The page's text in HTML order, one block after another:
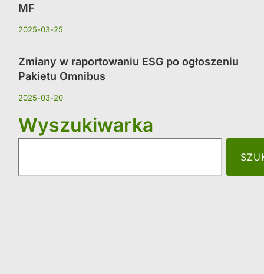
MF
2025-03-25
Zmiany w raportowaniu ESG po ogłoszeniu
Pakietu Omnibus
2025-03-20
Wyszukiwarka